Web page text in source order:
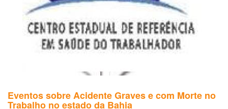
Eventos sobre Acidente Graves e com Morte no
Trabalho no estado da Bahia